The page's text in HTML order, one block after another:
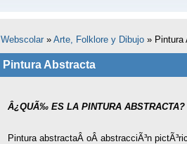
Webscolar» Arte, Folklore y Dibujo» Pintura
Pintura Abstracta
Â¿QUÃ‰ ES LA PINTURA ABSTRACTA?
Pintura abstractaÂ oÂ abstracciÃ³n